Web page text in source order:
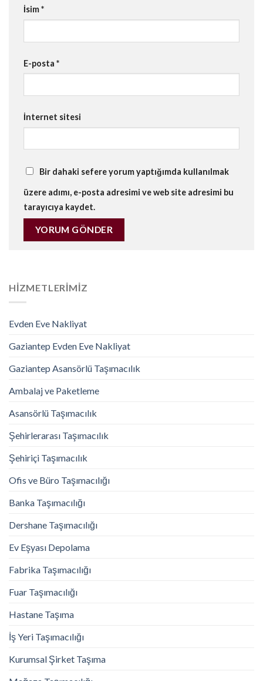
İsim*
E-posta *
İnternet sitesi
Bir dahaki sefere yorum yaptığımda kullanılmak
üzere adımı, e-posta adresimi ve web site adresimi bu
tarayıcıya kaydet.
HIZMETLERIMIZ
Evden Eve Nakliyat
Gaziantep Evden Eve Nakliyat
Gaziantep Asansörlü Taşımacılık
Ambalaj ve Paketleme
Asansörlü Taşımacılık
Şehirlerarası Taşımacılık
Şehiriçi Taşımacılık
Ofis ve Büro Taşımacılığı
Banka Taşımacılığı
Dershane Taşımacılığı
Ev Eşyası Depolama
Fabrika Taşımacılığı
Fuar Taşımacılığı
Hastane Taşıma
İş Yeri Taşımacılığı
Kurumsal Şirket Taşıma